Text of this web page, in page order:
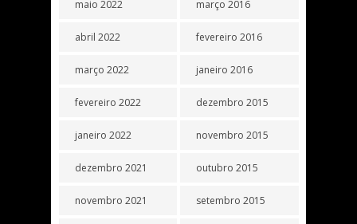
maio 2022
abril 2022
março 2022
fevereiro 2022
janeiro 2022
dezembro 2021
novembro 2021
março 2016
fevereiro 2016
janeiro 2016
dezembro 2015
novembro 2015
outubro 2015
setembro 2015